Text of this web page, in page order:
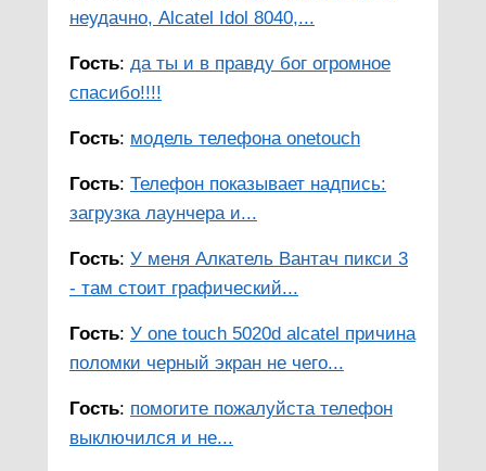
неудачно, Alcatel Idol 8040,...
Гость: да ты и в правду бог огромное
спасибо!!!!
Гость: модель телефона onetouch
Гость: Телефон показывает надпись:
загрузка лаунчера и...
Гость: У меня Алкатель Вантач пикси 3
- там стоит графический...
Гость: У one touch 5020d alcatel причина
поломки черный экран не чего...
Гость: помогите пожалуйста телефон
выключился и не...